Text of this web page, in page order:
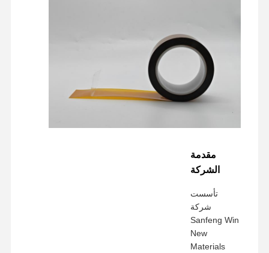
مقدمة
الشركة
تأسست
شركة
Sanfeng Win
New
Materials